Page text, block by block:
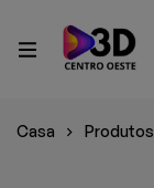
Casa Produtos